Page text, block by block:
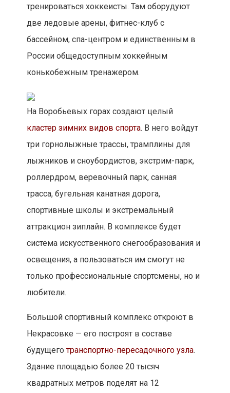
тренироваться хоккеисты. Там оборудуют
две ледовые арены, фитнес-клуб с
бассейном, спа-центром и единственным в
России общедоступным хоккейным
конькобежным тренажером.
На Воробьевых горах создают целый
кластер зимних видов спорта. В него войдут
три горнолыжные трассы, трамплины для
лыжников и сноубордистов, экстрим-парк,
роллердром, веревочный парк, санная
трасса, бугельная канатная дорога,
спортивные школы и экстремальный
аттракцион зиплайн. В комплексе будет
система искусственного снегообразования и
освещения, а пользоваться им смогут не
только профессиональные спортсмены, но и
любители.
Большой спортивный комплекс откроют в
Некрасовке — его построят в составе
будущеготранспортно-пересадочного узла.
Здание площадью более 20 тысяч
квадратных метров поделят на 12